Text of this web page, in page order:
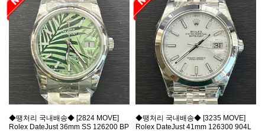
◆땡처리 국내배송◆ [2824 MOVE]
Rolex DateJust 36mm SS 126200 BP
◆땡처리 국내배송◆ [3235 MOVE]
Rolex DateJust 41mm 126300 904L